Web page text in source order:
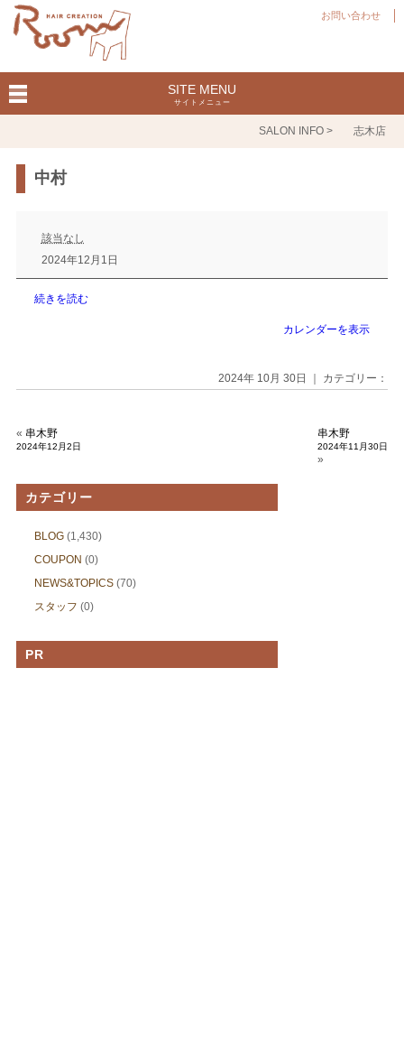
お問い合わせ
SITE MENU
サイトメニュー
SALON INFO > 志木店
中村
該当なし
2024年12月1日
続きを読む
カレンダーを表示
2024年 10月 30日 ｜ カテゴリー：
« 串木野
2024年12月2日
串木野
2024年11月30日
»
カテゴリー
BLOG(1,430)
COUPON (0)
NEWS&TOPICS(70)
スタッフ (0)
PR